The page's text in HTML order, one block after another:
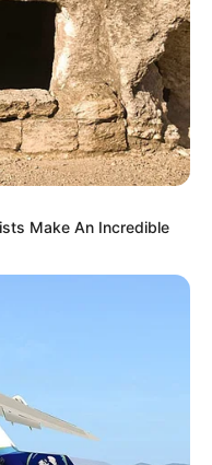
Make An Incredible